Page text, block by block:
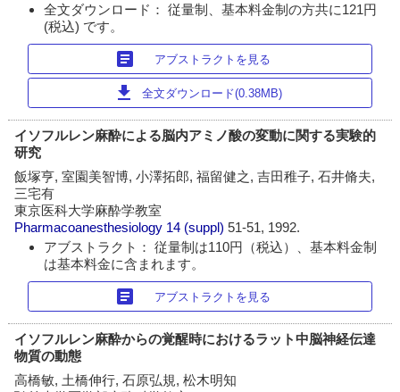
全文ダウンロード： 従量制、基本料金制の方共に121円
(税込) です。
article アブストラクトを見る
download 全文ダウンロード(0.38MB)
イソフルレン麻酔による脳内アミノ酸の変動に関する実験的
研究
飯塚亨, 室園美智博, 小澤拓郎, 福留健之, 吉田稚子, 石井脩夫,
三宅有
東京医科大学麻酔学教室
Pharmacoanesthesiology 14 (suppl)51-51, 1992.
アブストラクト： 従量制は110円（税込）、基本料金制
は基本料金に含まれます。
article アブストラクトを見る
イソフルレン麻酔からの覚醒時におけるラット中脳神経伝達
物質の動態
高橋敏, 土橋伸行, 石原弘規, 松木明知